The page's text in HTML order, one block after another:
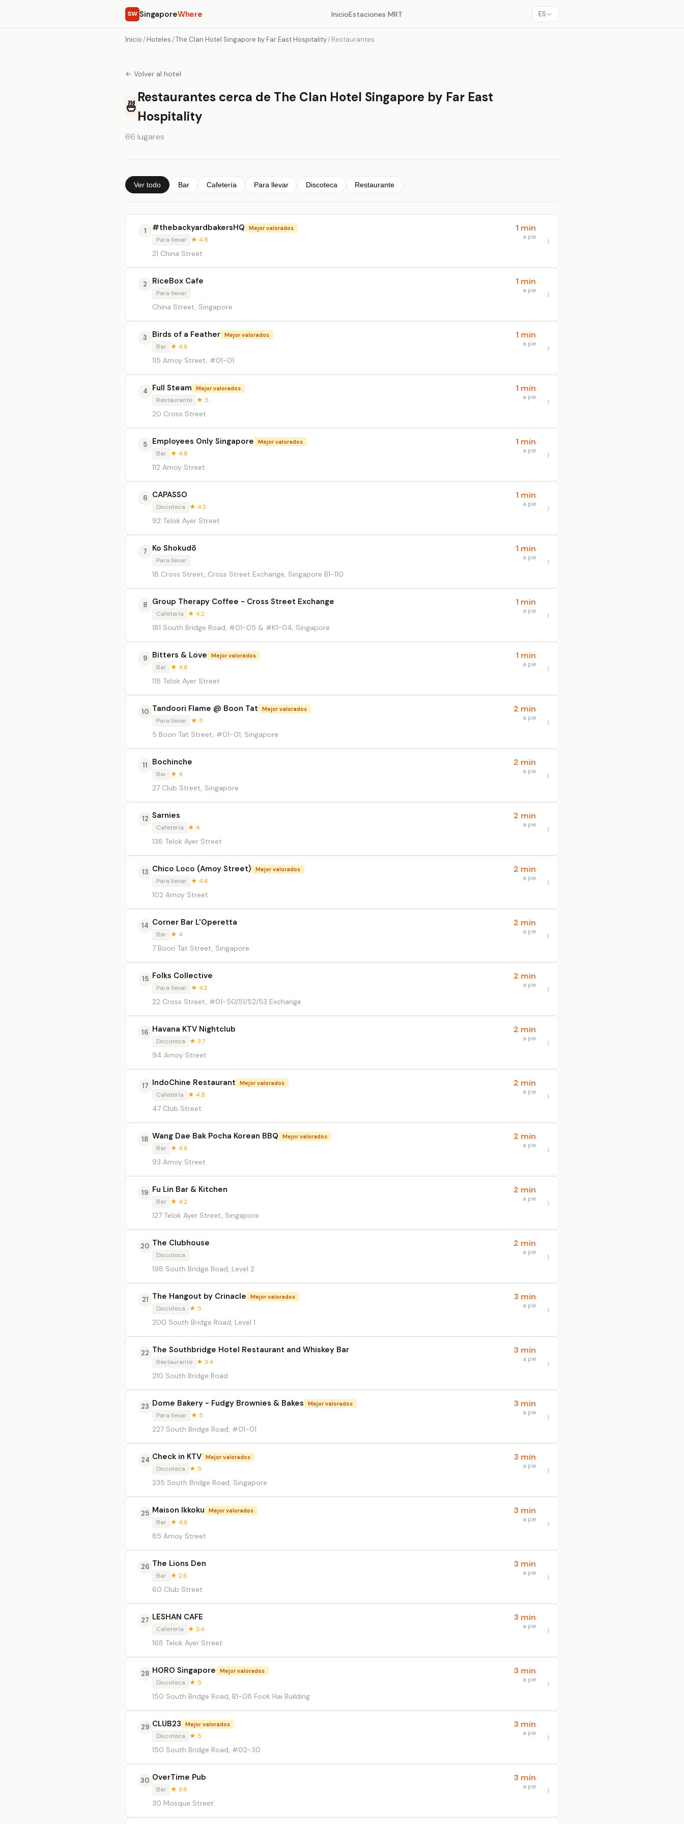
SW SingaporeWhere InicioEstaciones MRT ES
Inicio /Hoteles /The Clan Hotel Singapore by Far East Hospitality/Restaurantes
← Volver al hotel
🍜
Restaurantes cerca de The Clan Hotel Singapore by Far East
Hospitality
66 lugares
Ver todo Bar Cafetería Para llevar Discoteca Restaurante
1 #thebackyardbakersHQ Mejor valorados
Para llevar ★ 4.8
21 China Street
1 min
a pie
2 RiceBox Cafe
Para llevar
China Street, Singapore
1 min
a pie
3 Birds of a Feather Mejor valorados
Bar ★ 4.6
115 Amoy Street, #01-01
1 min
a pie
4 Full Steam Mejor valorados
Restaurante ★ 5
20 Cross Street
1 min
a pie
5 Employees Only Singapore Mejor valorados
Bar ★ 4.8
112 Amoy Street
1 min
a pie
6 CAPASSO
Discoteca ★ 4.2
92 Telok Ayer Street
1 min
a pie
7 Ko Shokudō
Para llevar
18 Cross Street, Cross Street Exchange, Singapore B1-110
1 min
a pie
8 Group Therapy Coffee - Cross Street Exchange
Cafetería ★ 4.2
181 South Bridge Road, #01-05 & #K1-04, Singapore
1 min
a pie
9 Bitters & Love Mejor valorados
Bar ★ 4.8
118 Telok Ayer Street
1 min
a pie
10 Tandoori Flame @ Boon Tat Mejor valorados
Para llevar ★ 5
5 Boon Tat Street, #01-01, Singapore
2 min
a pie
11 Bochinche
Bar ★ 4
27 Club Street, Singapore
2 min
a pie
12 Sarnies
Cafetería ★ 4
136 Telok Ayer Street
2 min
a pie
13 Chico Loco (Amoy Street) Mejor valorados
Para llevar ★ 4.6
102 Amoy Street
2 min
a pie
14 Corner Bar L'Operetta
Bar ★ 4
7 Boon Tat Street, Singapore
2 min
a pie
15 Folks Collective
Para llevar ★ 4.2
22 Cross Street, #01-50/51/52/53 Exchange
2 min
a pie
16 Havana KTV Nightclub
Discoteca ★ 3.7
94 Amoy Street
2 min
a pie
17 IndoChine Restaurant Mejor valorados
Cafetería ★ 4.8
47 Club Street
2 min
a pie
18 Wang Dae Bak Pocha Korean BBQ Mejor valorados
Bar ★ 4.6
93 Amoy Street
2 min
a pie
19 Fu Lin Bar & Kitchen
Bar ★ 4.2
127 Telok Ayer Street, Singapore
2 min
a pie
20 The Clubhouse
Discoteca
198 South Bridge Road, Level 2
2 min
a pie
21 The Hangout by Crinacle Mejor valorados
Discoteca ★ 5
200 South Bridge Road, Level 1
3 min
a pie
22 The Southbridge Hotel Restaurant and Whiskey Bar
Restaurante ★ 3.4
210 South Bridge Road
3 min
a pie
23 Dome Bakery - Fudgy Brownies & Bakes Mejor valorados
Para llevar ★ 5
227 South Bridge Road, #01-01
3 min
a pie
24 Check in KTV Mejor valorados
Discoteca ★ 5
235 South Bridge Road, Singapore
3 min
a pie
25 Maison Ikkoku Mejor valorados
Bar ★ 4.6
85 Amoy Street
3 min
a pie
26 The Lions Den
Bar ★ 2.6
60 Club Street
3 min
a pie
27 LESHAN CAFE
Cafetería ★ 3.4
168 Telok Ayer Street
3 min
a pie
28 HORO Singapore Mejor valorados
Discoteca ★ 5
150 South Bridge Road, B1-08 Fook Hai Building
3 min
a pie
29 CLUB23 Mejor valorados
Discoteca ★ 5
150 South Bridge Road, #02-30
3 min
a pie
30 OverTime Pub
Bar ★ 3.8
30 Mosque Street
3 min
a pie